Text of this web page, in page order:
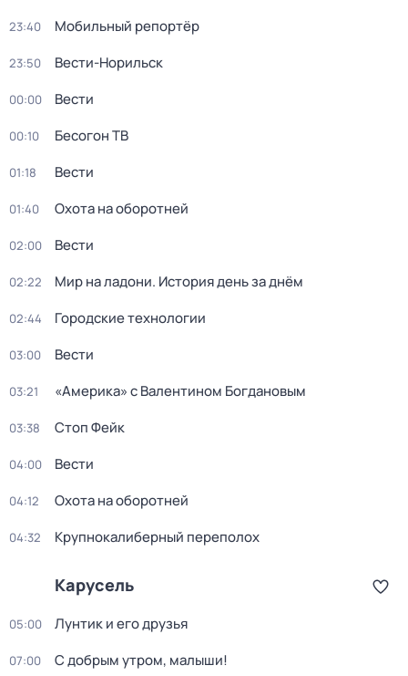
23:40 Мобильный репортёр
23:50 Вести-Норильск
00:00 Вести
00:10 Бесогон ТВ
01:18 Вести
01:40 Охота на оборотней
02:00 Вести
02:22 Мир на ладони. История день за днём
02:44 Городские технологии
03:00 Вести
03:21 «Америка» с Валентином Богдановым
03:38 Стоп Фейк
04:00 Вести
04:12 Охота на оборотней
04:32 Крупнокалиберный переполох
Карусель
05:00 Лунтик и его друзья
07:00 С добрым утром, малыши!